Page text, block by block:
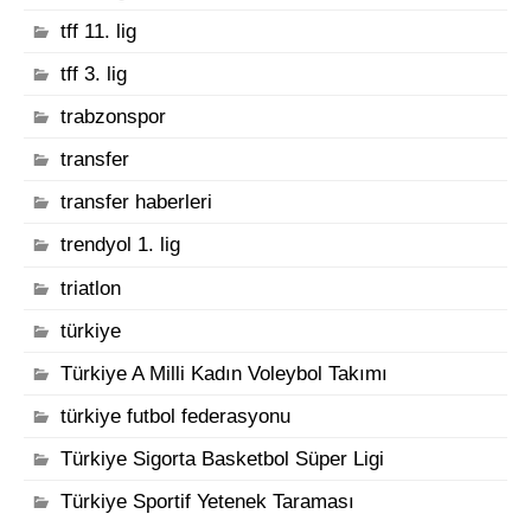
tff 11. lig
tff 3. lig
trabzonspor
transfer
transfer haberleri
trendyol 1. lig
triatlon
türkiye
Türkiye A Milli Kadın Voleybol Takımı
türkiye futbol federasyonu
Türkiye Sigorta Basketbol Süper Ligi
Türkiye Sportif Yetenek Taraması